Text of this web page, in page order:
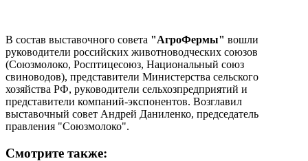
В состав выставочного совета "АгроФермы" вошли
руководители российских животноводческих союзов
(Союзмолоко, Росптицесоюз, Национальный союз
свиноводов), представители Министерства сельского
хозяйства РФ, руководители сельхозпредприятий и
представители компаний-экспонентов. Возглавил
выставочный совет Андрей Даниленко, председатель
правления "Союзмолоко".
Смотрите также: